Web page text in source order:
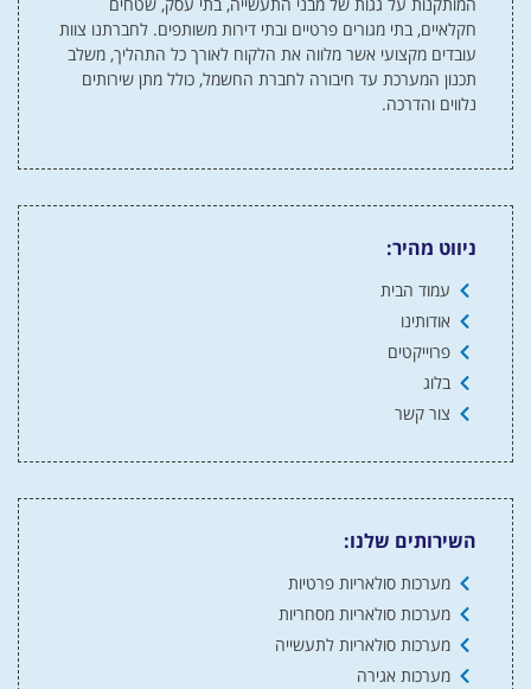
חקלאיים, בתי מגורים פרטיים ובתי דירות משותפים. לחברתנו צוות
עובדים מקצועי אשר מלווה את הלקוח לאורך כל התהליך, משלב
תכנון המערכת עד חיבורה לחברת החשמל, כולל מתן שירותים
נלווים והדרכה.
ניווט מהיר:
עמוד הבית
אודותינו
פרוייקטים
בלוג
צור קשר
השירותים שלנו:
מערכות סולאריות פרטיות
מערכות סולאריות מסחריות
מערכות סולאריות לתעשייה
מערכות אגירה